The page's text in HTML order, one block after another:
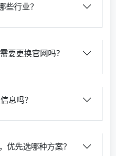
些行业？
要更换官网吗？
息吗？
优先选哪种方案？